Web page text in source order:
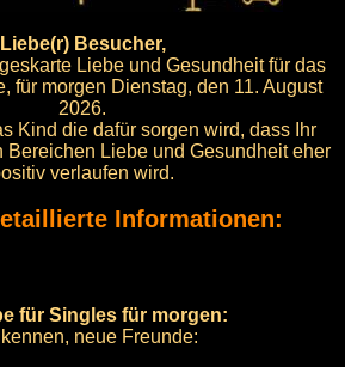
Liebe(r) Besucher,
Liebe und Gesundheit für das
für morgen Dienstag, den 11. August
2026.
Kind die dafür sorgen wird, dass Ihr
Bereichen Liebe und Gesundheit eher
verlaufen wird.
Informationen:
für Singles für morgen:
neue Freunde: